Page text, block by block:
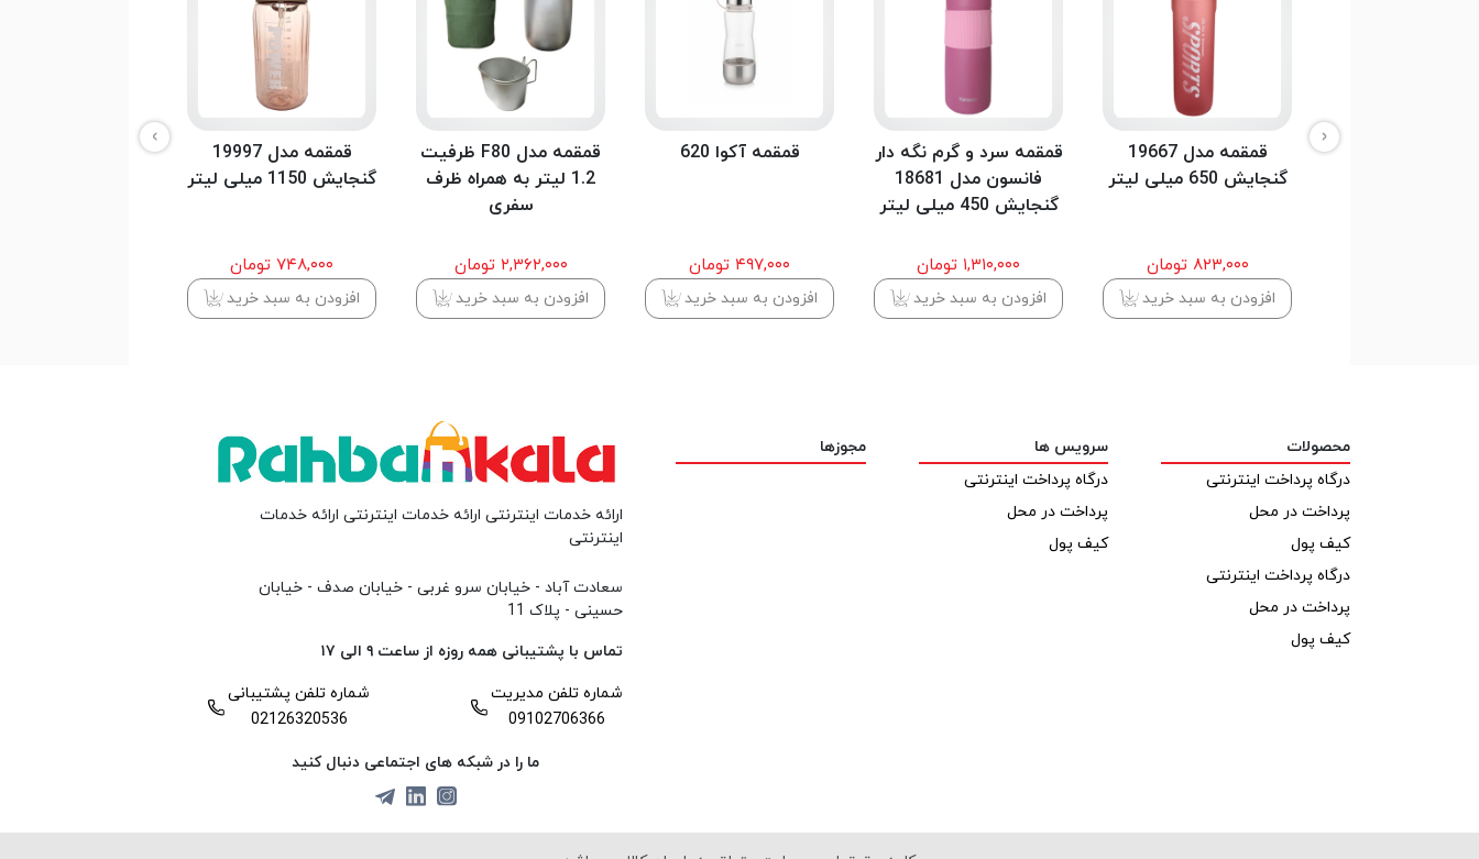
قمقمه مدل 19667
گنجایش 650 میلی لیتر
۸۲۳,۰۰۰ تومان
افزودن به سبد خرید
قمقمه سرد و گرم نگه دار
فانسون مدل 18681
گنجایش 450 میلی لیتر
۱,۳۱۰,۰۰۰ تومان
افزودن به سبد خرید
قمقمه آکوا 620
۴۹۷,۰۰۰ تومان
افزودن به سبد خرید
قمقمه مدل F80 ظرفیت
1.2 لیتر به همراه ظرف
سفری
۲,۳۶۲,۰۰۰ تومان
افزودن به سبد خرید
قمقمه مدل 19997
گنجایش 1150 میلی لیتر
۷۴۸,۰۰۰ تومان
افزودن به سبد خرید
‹
›
محصولات
درگاه پرداخت اینترنتی
پرداخت در محل
کیف پول
درگاه پرداخت اینترنتی
پرداخت در محل
کیف پول
سرویس ها
درگاه پرداخت اینترنتی
پرداخت در محل
کیف پول
مجوزها
ارائه خدمات اینترنتی ارائه خدمات اینترنتی ارائه خدمات
اینترنتی
سعادت آباد - خیابان سرو غربی - خیابان صدف - خیابان
حسینی - پلاک 11
تماس با پشتیبانی همه روزه از ساعت ۹ الی ۱۷
شماره تلفن مدیریت
09102706366
شماره تلفن پشتیبانی
02126320536
ما را در شبکه های اجتماعی دنبال کنید